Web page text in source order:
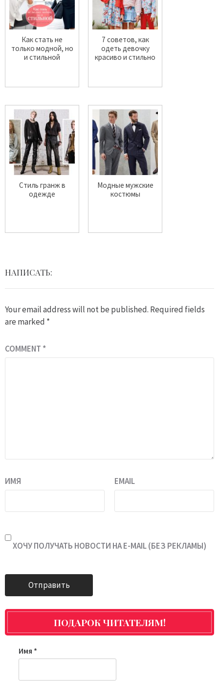
Как стать не
только модной, но
и стильной
7 советов, как
одеть девочку
красиво и стильно
Стиль гранж в
одежде
Модные мужские
костюмы
НАПИСАТЬ:
Your email address will not be published. Required fields
are marked *
COMMENT *
ИМЯ EMAIL
ХОЧУ ПОЛУЧАТЬ НОВОСТИ НА E-MAIL (БЕЗ РЕКЛАМЫ)
ПОДАРОК ЧИТАТЕЛЯМ!
Имя *